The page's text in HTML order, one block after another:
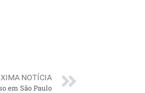
NOTÍCIA
em São Paulo